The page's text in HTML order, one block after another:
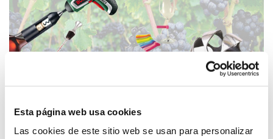
Esta página web usa cookies
Las cookies de este sitio web se usan para personalizar
ACCEDER